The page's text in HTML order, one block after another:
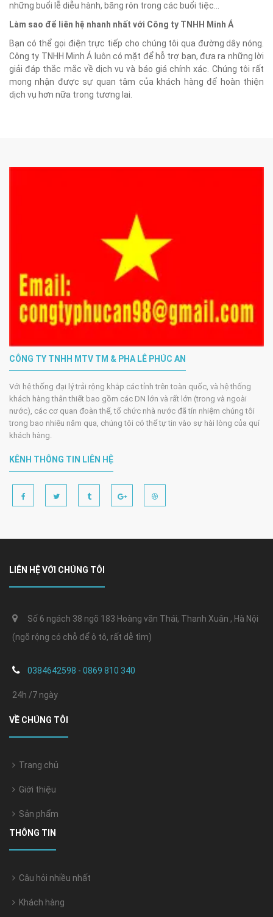
những buổi lễ diễu hành, băng rôn trong các buổi tiệc...
Làm sao để liên hệ nhanh nhất với Công ty TNHH Minh Á
Bạn có thể gọi điện trực tiếp cho chúng tôi qua đường dây nóng.
Công ty TNHH Minh Á luôn có mặt để hỗ trợ bạn, đưa ra những lời
giải đáp thắc mắc về dịch vụ và báo giá chính xác. Chúng tôi rất
mong nhận được sự quan tâm của khách hàng để hoàn thiện
dịch vụ hơn nữa trong tương lai.
CÔNG TY TNHH MTV TM & PHA LÊ PHÚC AN
Với hệ thống đại lý trải rộng khắp các tỉnh trên toàn quốc, và hệ thống
khách hàng thân thiết bao gồm các DN lớn và rất lớn (trong và ngoài
nước), các cơ quan đoàn thể, tổ chức nhà nước đã tín nhiệm chúng tôi
trong bao nhiêu năm qua, chúng tôi có thể tự tin vào sự hài lòng của quí
khách hàng.
KÊNH THÔNG TIN LIÊN HỆ
LIÊN HỆ VỚI CHÚNG TÔI
Số 6 ngách 38 ngõ 183 Hoàng văn Thái, Thanh Xuân , Hà Nội
(ngõ rộng có chỗ để ô tô, rất dễ tìm)
0384642598 - 0869 810 340
24h /7 ngày
VỀ CHÚNG TÔI
Trang chủ
Giới thiệu
Sản phẩm
THÔNG TIN
Câu hỏi nhiều nhất
Khách hàng